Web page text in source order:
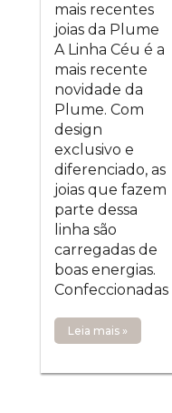
mais recentes
joias da Plume
A Linha Céu é a
mais recente
novidade da
Plume. Com
design
exclusivo e
diferenciado, as
joias que fazem
parte dessa
linha são
carregadas de
boas energias.
Confeccionadas
Leia mais »